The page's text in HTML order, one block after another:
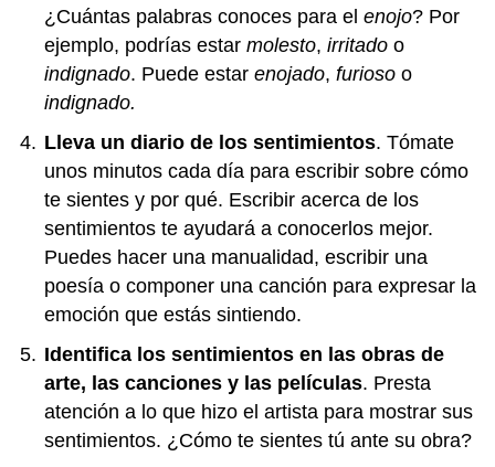
¿Cuántas palabras conoces para el enojo? Por
ejemplo, podrías estar molesto, irritado o
indignado. Puede estar enojado, furioso o
indignado.
Lleva un diario de los sentimientos. Tómate
unos minutos cada día para escribir sobre cómo
te sientes y por qué. Escribir acerca de los
sentimientos te ayudará a conocerlos mejor.
Puedes hacer una manualidad, escribir una
poesía o componer una canción para expresar la
emoción que estás sintiendo.
Identifica los sentimientos en las obras de
arte, las canciones y las películas. Presta
atención a lo que hizo el artista para mostrar sus
sentimientos. ¿Cómo te sientes tú ante su obra?